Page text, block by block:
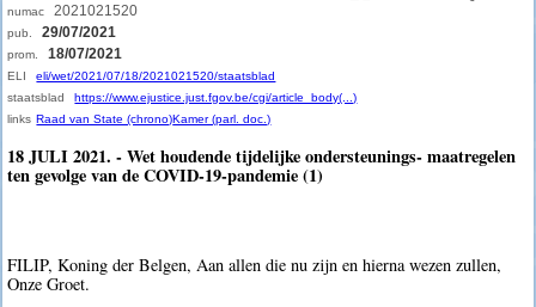
numac 2021021520
pub. 29/07/2021
prom. 18/07/2021
ELI
eli/wet/2021/07/18/2021021520/staatsblad
staatsblad
https://www.ejustice.just.fgov.be/cgi/article_body(...)
links Raad van State (chrono)Kamer (parl. doc.)
18 JULI 2021. - Wet houdende tijdelijke ondersteunings- maatregelen
ten gevolge van de COVID-19-pandemie (1)
FILIP, Koning der Belgen, Aan allen die nu zijn en hierna wezen zullen,
Onze Groet.